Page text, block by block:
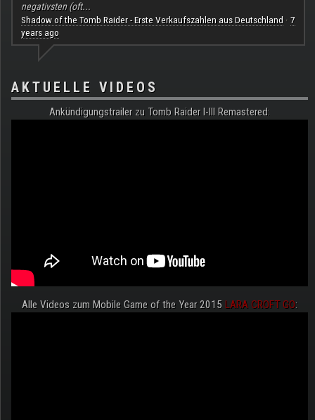
negativsten (oft...
Shadow of the Tomb Raider - Erste Verkaufszahlen aus Deutschland · 7
years ago
AKTUELLE VIDEOS
Ankündigungstrailer zu Tomb Raider I-III Remastered:
Alle Videos zum Mobile Game of the Year 2015 LARA CROFT GO: